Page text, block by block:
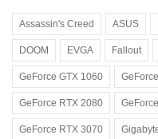
Assassin's Creed ASUS
DOOM EVGA Fallout
GeForce GTX 1060
GeForce RTX 2080
GeForce RTX 3070